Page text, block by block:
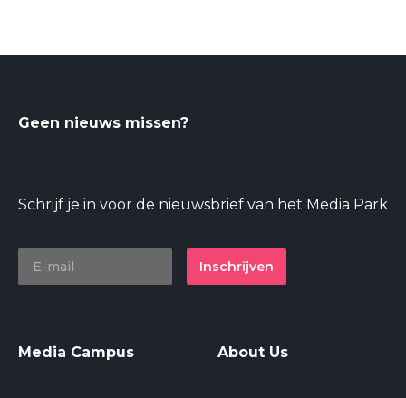
Geen nieuws missen?
Schrijf je in voor de nieuwsbrief van het Media Park
Inschrijven
Media Campus About Us